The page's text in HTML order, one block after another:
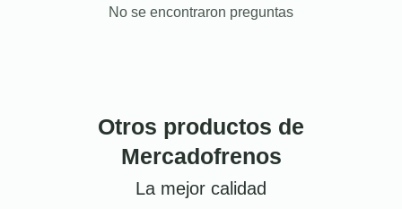
No se encontraron preguntas
Otros productos de
Mercadofrenos
La mejor calidad